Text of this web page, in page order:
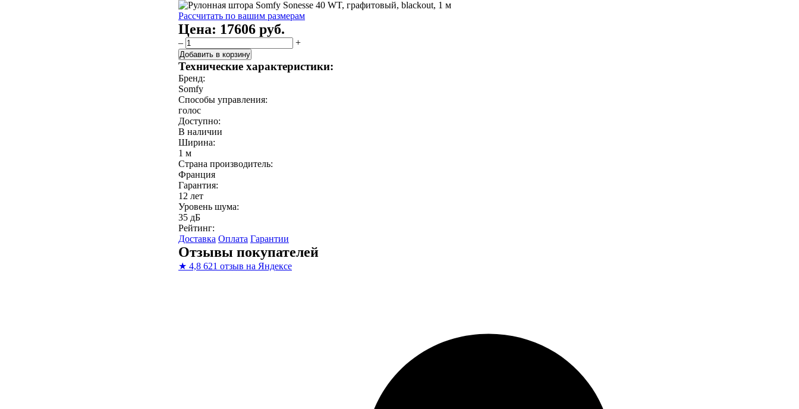
Рассчитать по вашим размерам
Цена: 17606 руб.
– +
Добавить в корзину
Технические характеристики:
Бренд:
Somfy
Способы управления:
голос
Доступно:
В наличии
Ширина:
1 м
Страна производитель:
Франция
Гарантия:
12 лет
Уровень шума:
35 дБ
Рейтинг:
Доставка Оплата Гарантии
Отзывы покупателей
★ 4,8 621 отзыв на Яндексе